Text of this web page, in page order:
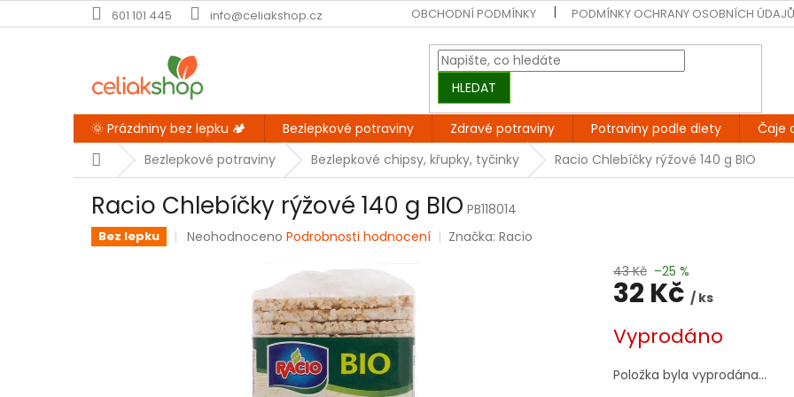
na
601 101 445 info@celiakshop.cz OBCHODNÍ PODMÍNKY PODMÍNKY OCHRANY OSOBNÍCH ÚDAJŮ
HLEDAT
🌞 Prázdniny bez lepku 🏕️ Bezlepkové potraviny Zdravé potraviny Potraviny podle diety Čaje
DomůBezlepkové potraviny Bezlepkové chipsy, křupky, tyčinky Racio Chlebíčky rýžové 140 g BIO
Racio Chlebíčky rýžové 140 g BIO PB118014
Bez lepku
Průměrné
Neohodnoceno Podrobnosti hodnocení Značka: Racio
43 Kč –25 %
32 Kč / ks
cena:
Vyprodáno
Položka byla vyprodána…